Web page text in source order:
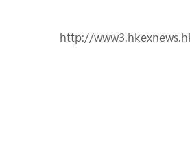
http://